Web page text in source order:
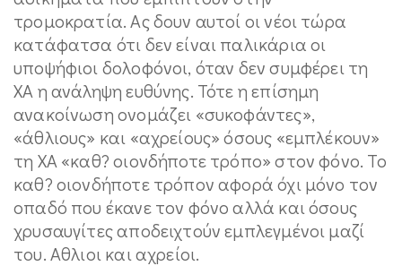
τρομοκρατία. Ας δουν αυτοί οι νέοι τώρα
κατάφατσα ότι δεν είναι παλικάρια οι
υποψήφιοι δολοφόνοι, όταν δεν συμφέρει τη
ΧΑ η ανάληψη ευθύνης. Τότε η επίσημη
ανακοίνωση ονομάζει «συκοφάντες»,
«άθλιους» και «αχρείους» όσους «εμπλέκουν»
τη ΧΑ «καθ? οιονδήποτε τρόπο» στον φόνο. Το
καθ? οιονδήποτε τρόπον αφορά όχι μόνο τον
οπαδό που έκανε τον φόνο αλλά και όσους
χρυσαυγίτες αποδειχτούν εμπλεγμένοι μαζί
του. Αθλιοι και αχρείοι.